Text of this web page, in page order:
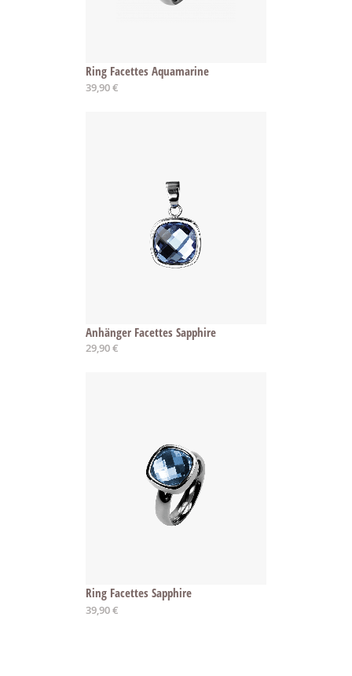
Ring Facettes Aquamarine
Ab
39,90 €
Anhänger Facettes Sapphire
29,90 €
Ring Facettes Sapphire
Ab
39,90 €